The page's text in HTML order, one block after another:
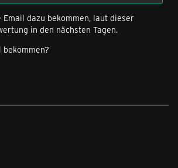
Email dazu bekommen, laut dieser
in den nächsten Tagen.